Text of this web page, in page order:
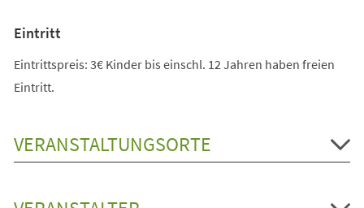
Eintritt
Eintrittspreis: 3€ Kinder bis einschl. 12 Jahren haben freien
Eintritt.
VERANSTALTUNGSORTE